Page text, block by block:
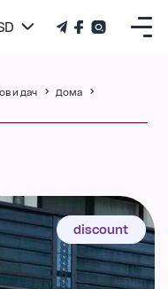
и дач
Дома
discount